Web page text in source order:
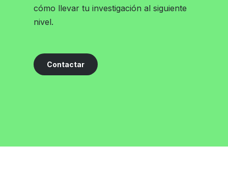
cómo llevar tu investigación al siguiente
nivel.
Contactar